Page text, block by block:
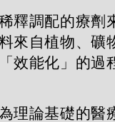
釋調配的療劑
來自植物、礦
效能化」的過
理論基礎的醫